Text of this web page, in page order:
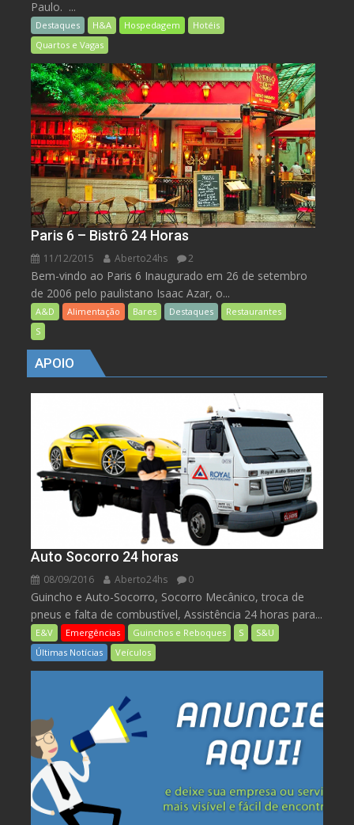
Paulo. ...
Destaques H&A Hospedagem
Hotéis
Quartos e Vagas
Paris 6 – Bistrô 24 Horas
11/12/2015 Aberto24hs 2
Bem-vindo ao Paris 6 Inaugurado em 26 de setembro
de 2006 pelo paulistano Isaac Azar, o...
A&D Alimentação Bares Destaques
Restaurantes
S
APOIO
Auto Socorro 24 horas
08/09/2016 Aberto24hs 0
Guincho e Auto-Socorro, Socorro Mecânico, troca de
pneus e falta de combustível, Assistência 24 horas para...
E&V Emergências Guinchos e Reboques S
S&U
Últimas Notícias
Veículos